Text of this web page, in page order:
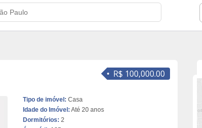
R$ 100,000.00
Tipo de imóvel: Casa
Idade do Imóvel: Até 20 anos
Dormitórios: 2